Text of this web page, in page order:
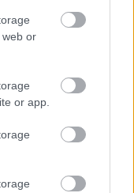
web or
or app.